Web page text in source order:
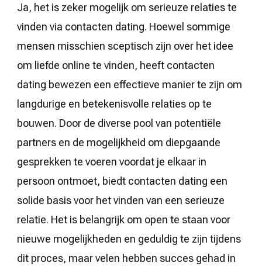
Ja, het is zeker mogelijk om serieuze relaties te
vinden via contacten dating. Hoewel sommige
mensen misschien sceptisch zijn over het idee
om liefde online te vinden, heeft contacten
dating bewezen een effectieve manier te zijn om
langdurige en betekenisvolle relaties op te
bouwen. Door de diverse pool van potentiële
partners en de mogelijkheid om diepgaande
gesprekken te voeren voordat je elkaar in
persoon ontmoet, biedt contacten dating een
solide basis voor het vinden van een serieuze
relatie. Het is belangrijk om open te staan voor
nieuwe mogelijkheden en geduldig te zijn tijdens
dit proces, maar velen hebben succes gehad in